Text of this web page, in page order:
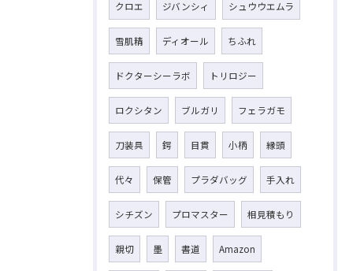
クロエ ジバンシィ シュウウエムラ
雪肌精 ディオール ちふれ
ドクターシーラボ トリロジー
ロクシタン ブルガリ フェラガモ
刀装具 鍔 目貫 小柄 縁頭
代々 保管 プラダバッグ 手入れ
シチズン プロマスター 相見積もり
親切 墨 書道 Amazon